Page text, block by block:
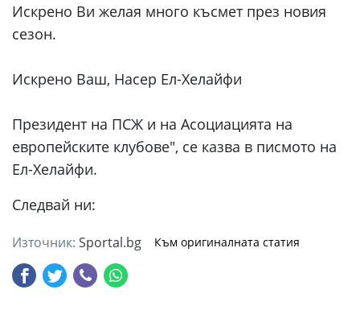
Искрено Ви желая много късмет през новия
сезон.
Искрено Ваш, Насер Ел-Хелайфи
Президент на ПСЖ и на Асоциацията на
европейските клубове", се казва в писмото на
Ел-Хелайфи.
Следвай ни:
Източник: Sportal.bg Към оригиналната статия